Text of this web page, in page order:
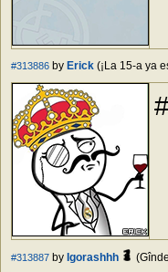
#313886 by Erick (¡La 15-a ya
#313887 by Igorashhh